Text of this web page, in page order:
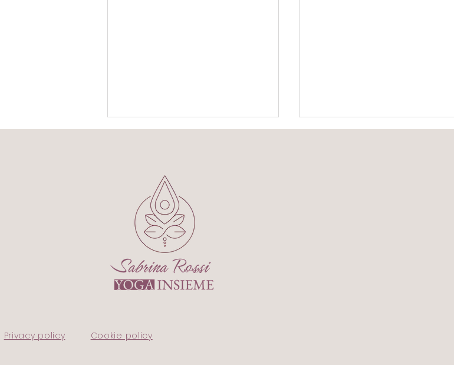
costanza entra nelle mie
giornate. Sono partita da 40
minuti di camminata veloce. Ho
seguito il ritmo, ascoltato il
respiro, lasciato che il corpo si
preparasse alla corsa. S
Privacy policy Cookie policy